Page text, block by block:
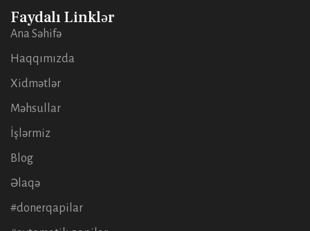
Faydalı Linklər
Ana Səhifə
Haqqımızda
Xidmətlər
Məhsullar
İşlərmiz
Blog
Əlaqə
#donerqapilar